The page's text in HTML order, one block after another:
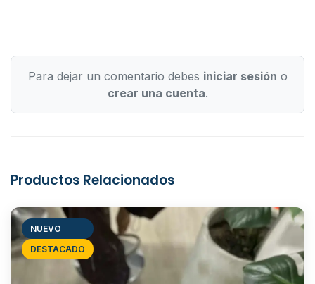
Para dejar un comentario debes iniciar sesión o
crear una cuenta.
Productos Relacionados
NUEVO
DESTACADO